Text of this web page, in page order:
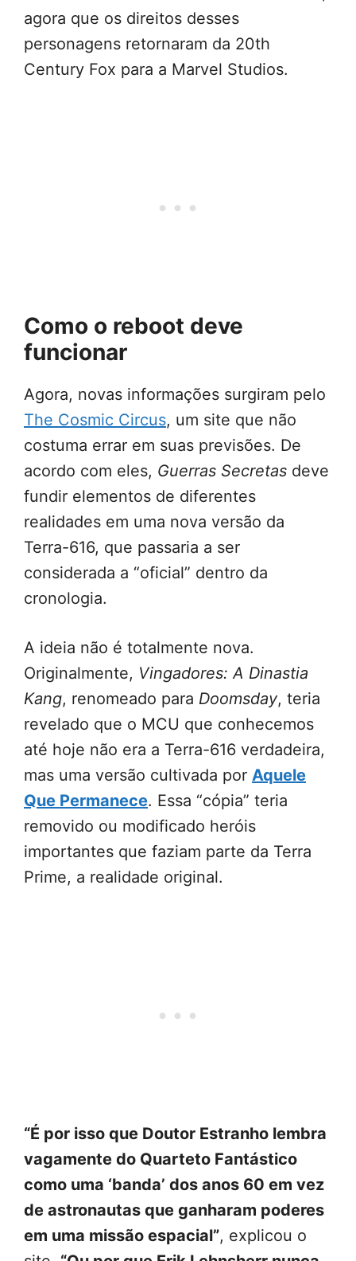
agora que os direitos desses
personagens retornaram da 20th
Century Fox para a Marvel Studios.
Como o reboot deve
funcionar
Agora, novas informações surgiram pelo
The Cosmic Circus, um site que não
costuma errar em suas previsões. De
acordo com eles, Guerras Secretas deve
fundir elementos de diferentes
realidades em uma nova versão da
Terra-616, que passaria a ser
considerada a “oficial” dentro da
cronologia.
A ideia não é totalmente nova.
Originalmente, Vingadores: A Dinastia
Kang, renomeado para Doomsday, teria
revelado que o MCU que conhecemos
até hoje não era a Terra-616 verdadeira,
mas uma versão cultivada por Aquele
Que Permanece. Essa “cópia” teria
removido ou modificado heróis
importantes que faziam parte da Terra
Prime, a realidade original.
“É por isso que Doutor Estranho lembra
vagamente do Quarteto Fantástico
como uma ‘banda’ dos anos 60 em vez
de astronautas que ganharam poderes
em uma missão espacial”, explicou o